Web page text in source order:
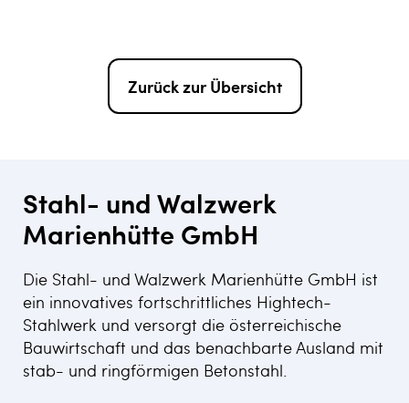
Zurück zur Übersicht
Stahl- und Walzwerk
Marienhütte GmbH
Die Stahl- und Walzwerk Marienhütte GmbH ist
ein innovatives fortschrittliches Hightech-
Stahlwerk und versorgt die österreichische
Bauwirtschaft und das benachbarte Ausland mit
stab- und ringförmigen Betonstahl.